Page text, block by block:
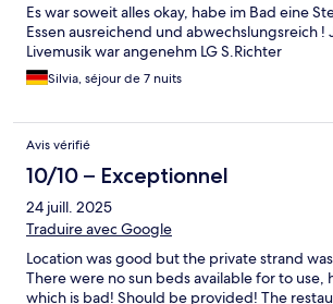
Es war soweit alles okay, habe im Bad eine
Essen ausreichend und abwechslungsreich !
Livemusik war angenehm LG S.Richter
Silvia, séjour de 7 nuits
Avis vérifié
10/10 – Exceptionnel
24 juill. 2025
Traduire avec Google
Location was good but the private strand
There were no sun beds available for to use,
which is bad! Should be provided! The